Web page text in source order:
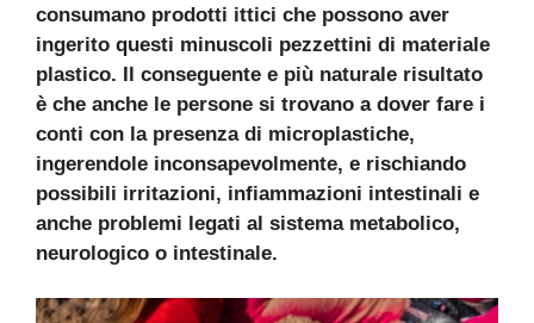
consumano prodotti ittici che possono aver
ingerito questi minuscoli pezzettini di materiale
plastico. Il conseguente e più naturale risultato
è che anche le persone si trovano a dover fare i
conti con la presenza di microplastiche,
ingerendole inconsapevolmente, e rischiando
possibili irritazioni, infiammazioni intestinali e
anche problemi legati al sistema metabolico,
neurologico o intestinale.